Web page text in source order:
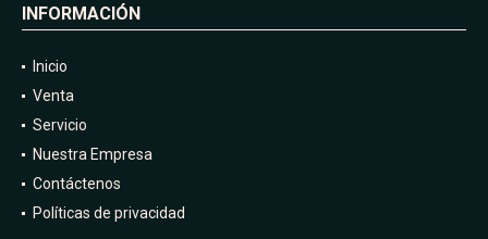
INFORMACIÓN
Inicio
Venta
Servicio
Nuestra Empresa
Contáctenos
Políticas de privacidad